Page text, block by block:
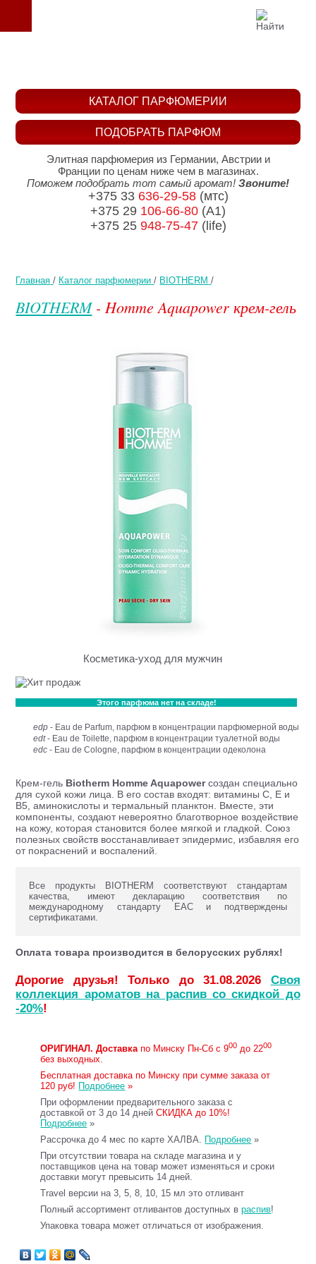
Главная / Каталог парфюмерии / BIOTHERM /
BIOTHERM- Homme Aquapower крем-гель
Косметика-уход для мужчин
Этого парфюма нет на складе!
edp - Eau de Parfum, парфюм в концентрации парфюмерной воды
edt- Eau de Toilette, парфюм в концентрации туалетной воды
edc - Eau de Cologne, парфюм в концентрации одеколона
Крем-гель Biotherm Homme Aquapowerсоздан специально
для сухой кожи лица. В его состав входят: витамины С, Е и
В5, аминокислоты и термальный планктон. Вместе, эти
компоненты, создают невероятно благотворное воздействие
на кожу, которая становится более мягкой и гладкой. Союз
полезных свойств восстанавливает эпидермис, избавляя его
от покраснений и воспалений.
Все продукты BIOTHERM соответствуют стандартам
качества, имеют декларацию соответствия по
международному стандарту ЕАС и подтверждены
сертификатами.
Оплата товара производится в белорусских рублях!
Дорогие друзья! Только до 31.08.2026 Своя
коллекция ароматов на распив со скидкой до
-20%!
ОРИГИНАЛ. Доставкапо Минску Пн-Сб с 900 до 2200
без выходных.
Бесплатная доставка по Минску при сумме заказа от
120 руб! Подробнее »
При оформлении предварительного заказа с
доставкой от 3 до 14 днейСКИДКА до 10%!
Подробнее »
Рассрочка до 4 мес по карте ХАЛВА. Подробнее »
При отсутствии товара на складе магазина и у
поставщиков цена на товар может изменяться и сроки
доставки могут превысить 14 дней.
Travel версии на 3, 5, 8, 10, 15 мл это отливант
Полный ассортимент отливантов доступных враспив!
Упаковка товара может отличаться от изображения.
ПОДОБРАТЬ ПАРФЮМ
КАТАЛОГ ПАРФЮМЕРИИ
Элитная парфюмерия из Германии, Австрии и
Франции по ценам ниже чем в магазинах.
Поможем подобрать тот самый аромат! Звоните!
+375 33 636-29-58(мтс)
+375 29 106-66-80 (A1)
+375 25 948-75-47(life)